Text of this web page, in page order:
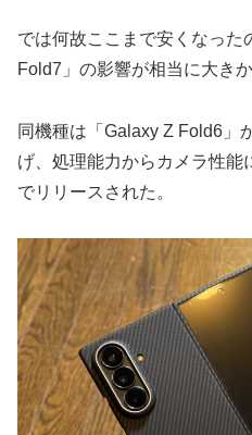
では何故ここまで安くなった
Fold7」の影響が相当に大き
同機種は「Galaxy Z Fold6」
げ、処理能力からカメラ性
でリリースされた。